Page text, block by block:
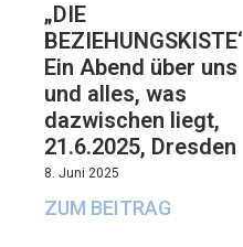
„DIE
BEZIEHUNGSKISTE“:
Ein Abend über uns
und alles, was
dazwischen liegt,
21.6.2025, Dresden
8. Juni 2025
ZUM BEITRAG